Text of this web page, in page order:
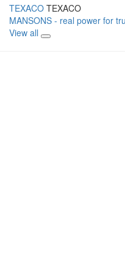
TEXACO TEXACO
MANSONS - real power for
View all